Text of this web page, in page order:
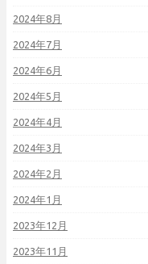
2024年8月
2024年7月
2024年6月
2024年5月
2024年4月
2024年3月
2024年2月
2024年1月
2023年12月
2023年11月